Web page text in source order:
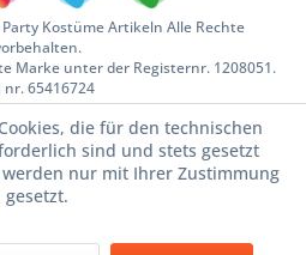
Kostüme Artikeln Alle Rechte
Marke unter der Registernr. 1208051.
nr. 65416724
die für den technischen
sind und stets gesetzt
nur mit Ihrer Zustimmung
gesetzt.